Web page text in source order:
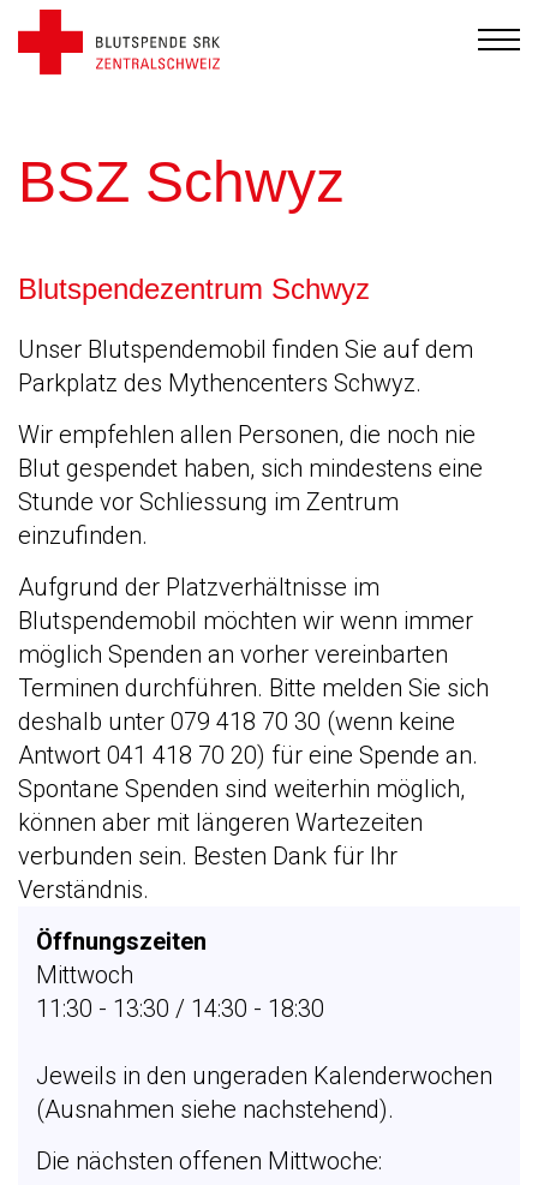
BSZ Schwyz
Blutspendezentrum Schwyz
Unser Blutspendemobil finden Sie auf dem
Parkplatz des Mythencenters Schwyz.
Wir empfehlen allen Personen, die noch nie
Blut gespendet haben, sich mindestens eine
Stunde vor Schliessung im Zentrum
einzufinden.
Aufgrund der Platzverhältnisse im
Blutspendemobil möchten wir wenn immer
möglich Spenden an vorher vereinbarten
Terminen durchführen. Bitte melden Sie sich
deshalb unter 079 418 70 30 (wenn keine
Antwort 041 418 70 20) für eine Spende an.
Spontane Spenden sind weiterhin möglich,
können aber mit längeren Wartezeiten
verbunden sein. Besten Dank für Ihr
Verständnis.
Öffnungszeiten
Mittwoch
11:30 - 13:30 / 14:30 - 18:30
Jeweils in den ungeraden Kalenderwochen
(Ausnahmen siehe nachstehend).
Die nächsten offenen Mittwoche: